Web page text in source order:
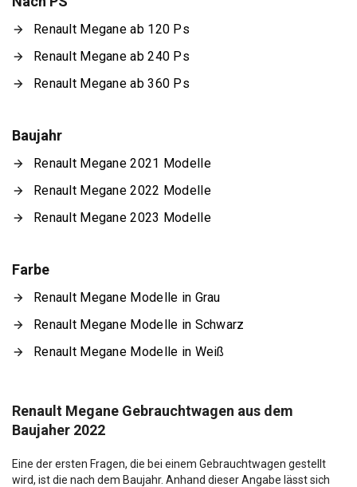
Renault Megane ab 120 Ps
Renault Megane ab 240 Ps
Renault Megane ab 360 Ps
Baujahr
Renault Megane 2021 Modelle
Renault Megane 2022 Modelle
Renault Megane 2023 Modelle
Farbe
Renault Megane Modelle in Grau
Renault Megane Modelle in Schwarz
Renault Megane Modelle in Weiß
Renault Megane Gebrauchtwagen aus dem
Baujaher 2022
Eine der ersten Fragen, die bei einem Gebrauchtwagen gestellt
wird, ist die nach dem Baujahr. Anhand dieser Angabe lässt sich